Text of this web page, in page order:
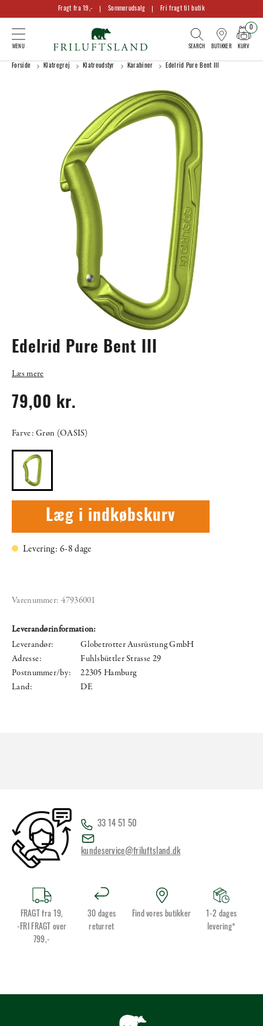
Fragt fra 19,- Sommerudsalg Fri fragt til butik
BUTIKKER KURV
0
Forside Klatregrej Klatreudstyr Karabiner Edelrid Pure Bent III
Edelrid Pure Bent III
Læs mere
79,00 kr.
Farve: Grøn (OASIS)
Læg i indkøbskurv
Levering: 6-8 dage
Varenummer: 47936001
Leverandørinformation:
Leverandør:
Globetrotter Ausrüstung GmbH
Adresse:
Fuhlsbüttler Strasse 29
Postnummer/by:
22305 Hamburg
Land:
DE
33 14 51 50
kundeservice@friluftsland.dk
FRAGT fra 19,
-FRI FRAGT over
799,-
30 dages
returret
Find vores butikker
1-2 dages
levering*